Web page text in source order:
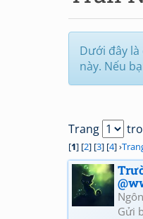
Dưới đây
này. Nếu
Trang
[1] [2] [3] [4] ›
Gửi